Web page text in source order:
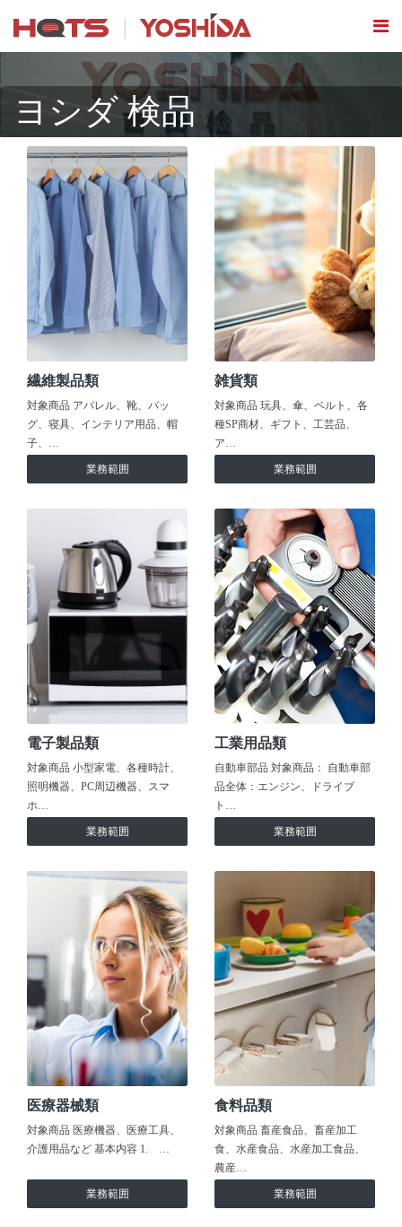
ヨシダ 検品
繊維製品類
対象商品 アパレル、靴、バッ
グ、寝具、インテリア用品、帽
子、…
業務範囲
雑貨類
対象商品 玩具、傘、ベルト、各
種SP商材、ギフト、工芸品、
ア…
業務範囲
電子製品類
対象商品 小型家電、各種時計、
照明機器、PC周辺機器、スマ
ホ…
業務範囲
工業用品類
自動車部品 対象商品： 自動車部
品全体：エンジン、ドライブ
ト…
業務範囲
医療器械類
対象商品 医療機器、医療工具、
介護用品など 基本内容 1. …
業務範囲
食料品類
対象商品 畜産食品、畜産加工
食、水産食品、水産加工食品、
農産…
業務範囲